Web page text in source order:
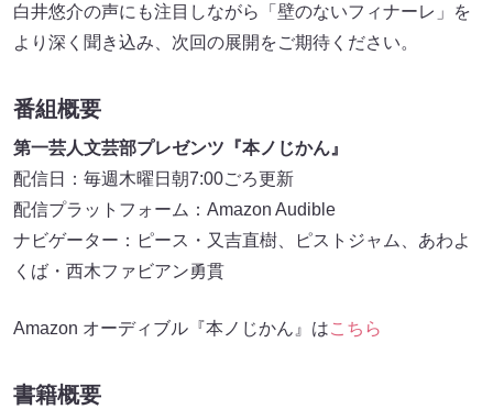
白井悠介の声にも注目しながら「壁のないフィナーレ」を
より深く聞き込み、次回の展開をご期待ください。
番組概要
第一芸人文芸部プレゼンツ『本ノじかん』
配信日：毎週木曜日朝7:00ごろ更新
配信プラットフォーム：Amazon Audible
ナビゲーター：ピース・又吉直樹、ピストジャム、あわよ
くば・西木ファビアン勇貫
Amazon オーディブル『本ノじかん』はこちら
書籍概要